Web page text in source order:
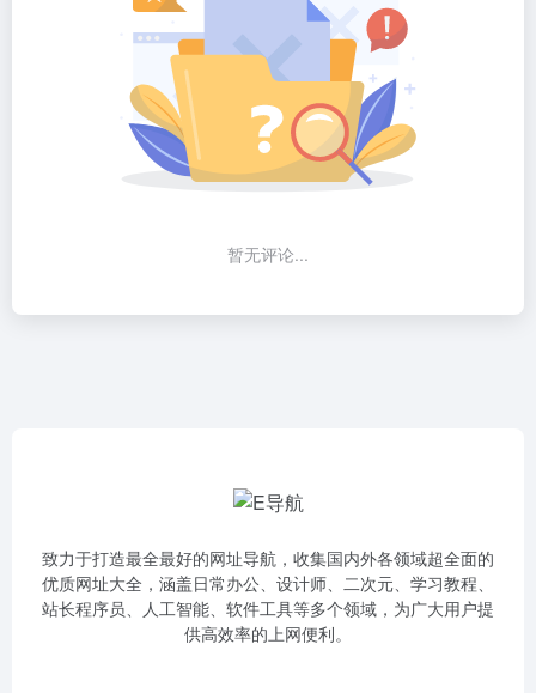
暂无评论...
致力于打造最全最好的网址导航，收集国内外各领域超全面的
优质网址大全，涵盖日常办公、设计师、二次元、学习教程、
站长程序员、人工智能、软件工具等多个领域，为广大用户提
供高效率的上网便利。